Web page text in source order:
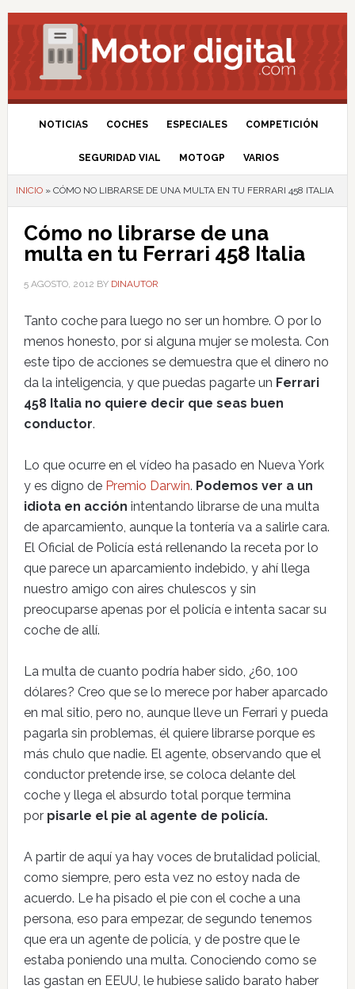
NOTICIAS COCHES ESPECIALES COMPETICIÓN
SEGURIDAD VIAL MOTOGP VARIOS
INICIO» CÓMO NO LIBRARSE DE UNA MULTA EN TU FERRARI 458 ITALIA
Cómo no librarse de una
multa en tu Ferrari 458 Italia
5 AGOSTO, 2012 BY DINAUTOR
Tanto coche para luego no ser un hombre. O por lo
menos honesto, por si alguna mujer se molesta. Con
este tipo de acciones se demuestra que el dinero no
da la inteligencia, y que puedas pagarte un Ferrari
458 Italia no quiere decir que seas buen
conductor.
Lo que ocurre en el vídeo ha pasado en Nueva York
y es digno de Premio Darwin. Podemos ver a un
idiota en acción intentando librarse de una multa
de aparcamiento, aunque la tontería va a salirle cara.
El Oficial de Policía está rellenando la receta por lo
que parece un aparcamiento indebido, y ahí llega
nuestro amigo con aires chulescos y sin
preocuparse apenas por el policía e intenta sacar su
coche de allí.
La multa de cuanto podría haber sido, ¿60, 100
dólares? Creo que se lo merece por haber aparcado
en mal sitio, pero no, aunque lleve un Ferrari y pueda
pagarla sin problemas, él quiere librarse porque es
más chulo que nadie. El agente, observando que el
conductor pretende irse, se coloca delante del
coche y llega el absurdo total porque termina
por pisarle el pie al agente de policía.
A partir de aquí ya hay voces de brutalidad policial,
como siempre, pero esta vez no estoy nada de
acuerdo. Le ha pisado el pie con el coche a una
persona, eso para empezar, de segundo tenemos
que era un agente de policía, y de postre que le
estaba poniendo una multa. Conociendo como se
las gastan en EEUU, le hubiese salido barato haber